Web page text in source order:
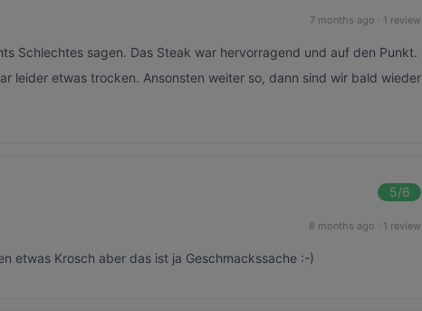
7 months ago · 1 review
Schlechtes sagen. Das Steak war hervorragend und auf den Punkt.
leider etwas trocken. Ansonsten weiter so, dann sind wir bald wieder
5/6
8 months ago · 1 review
etwas Krosch aber das ist ja Geschmackssache :-)